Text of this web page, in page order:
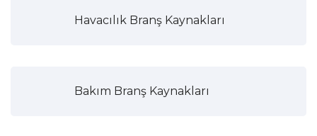
Havacılık Branş Kaynakları
Bakım Branş Kaynakları